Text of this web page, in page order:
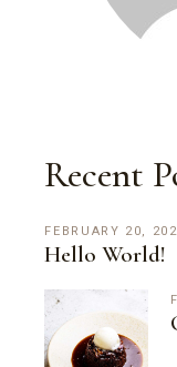
Recent
FEBRUARY 20,
Hello World!